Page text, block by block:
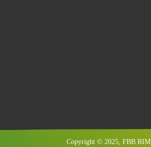
Copyright © 2025, FBB RIM